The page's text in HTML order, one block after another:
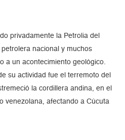
privadamente la Petrolia del
petrolera nacional y muchos
a un acontecimiento geológico.
su actividad fue el terremoto del
la cordillera andina, en el
venezolana, afectando a Cúcuta